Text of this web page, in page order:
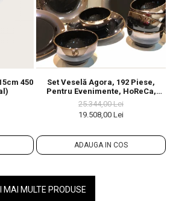
450
Set Veselă Agora, 192 Piese,
Pentru Evenimente, HoReCa,
Ceramică Premium
25.344,00 Lei
19.508,00 Lei
ADAUGA IN COS
MAI MULTE PRODUSE